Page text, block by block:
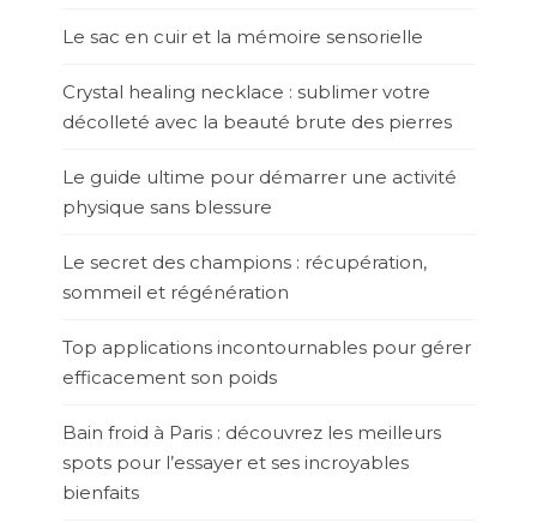
Le sac en cuir et la mémoire sensorielle
Crystal healing necklace : sublimer votre
décolleté avec la beauté brute des pierres
Le guide ultime pour démarrer une activité
physique sans blessure
Le secret des champions : récupération,
sommeil et régénération
Top applications incontournables pour gérer
efficacement son poids
Bain froid à Paris : découvrez les meilleurs
spots pour l’essayer et ses incroyables
bienfaits